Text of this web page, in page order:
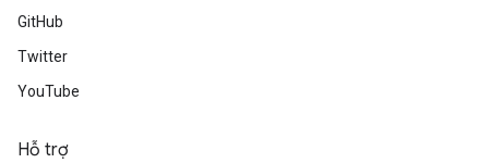
GitHub
Twitter
YouTube
Hỗ trợ